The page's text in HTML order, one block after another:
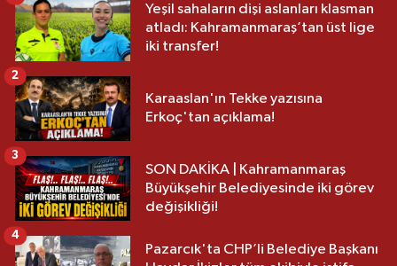
Yeşil sahaların dişi aslanları klasman
atladı: Kahramanmaraş’tan üst lige
iki transfer!
Karaaslan'ın Tekke yazısına
Erkoç'tan açıklama!
2
SON DAKİKA | Kahramanmaraş
Büyükşehir Belediyesinde iki görev
değişikliği!
3
Pazarcık'ta CHP’li Belediye Başkanı
4